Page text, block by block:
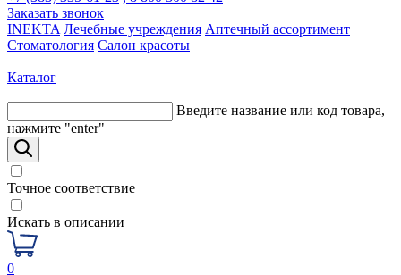
Заказать звонок
INEKTA Лечебные учреждения Аптечный ассортимент
Стоматология Салон красоты
Каталог
Введите название или код товара,
нажмите "enter"
Точное соответствие
Искать в описании
0